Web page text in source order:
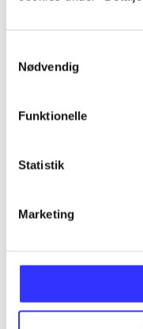
Nødvendig
Funktionelle
Statistik
Marketing